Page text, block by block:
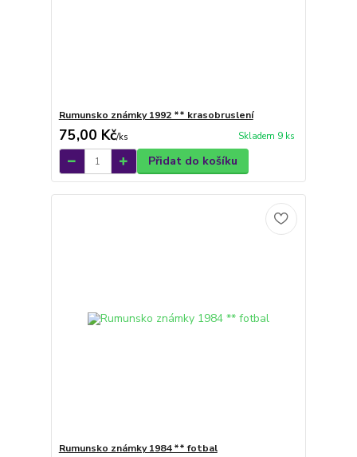
Rumunsko známky 1992 ** krasobruslení
75,00 Kč/ks Skladem 9 ks
Přidat do košíku
Rumunsko známky 1984 ** fotbal